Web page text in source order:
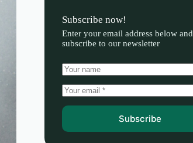
Subscribe now!
Enter your email address below and
subscribe to our newsletter
Subscribe